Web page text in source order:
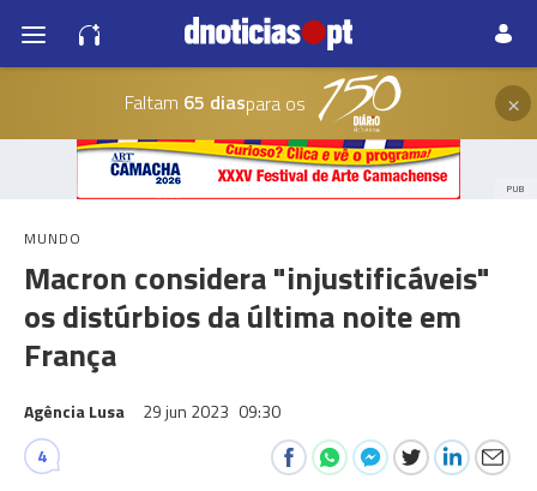
Faltam 65 diaspara os ×
PUB
MUNDO
Macron considera "injustificáveis"
os distúrbios da última noite em
França
Agência Lusa 29 jun 2023 09:30
4